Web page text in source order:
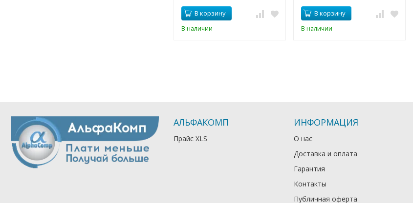
В корзину
В наличии
В корзину
В наличии
АЛЬФАКОМП
Прайс XLS
ИНФОРМАЦИЯ
О нас
Доставка и оплата
Гарантия
Контакты
Публичная оферта